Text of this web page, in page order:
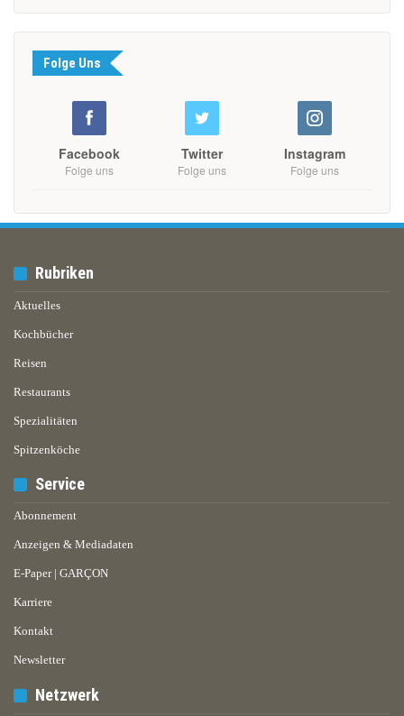
Folge Uns
Facebook
Folge uns
Twitter
Folge uns
Instagram
Folge uns
Rubriken
Aktuelles
Kochbücher
Reisen
Restaurants
Spezialitäten
Spitzenköche
Service
Abonnement
Anzeigen & Mediadaten
E-Paper | GARÇON
Karriere
Kontakt
Newsletter
Netzwerk